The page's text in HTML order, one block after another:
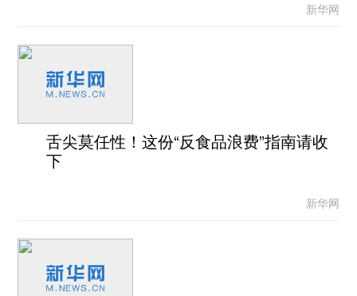
新华网
舌尖莫任性！这份“反食品浪费”指南请收
下
新华网